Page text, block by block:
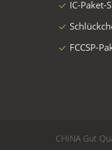
IC-Paket-
FCCSP-
CHINA Gut